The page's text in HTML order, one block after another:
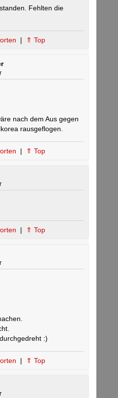
Fehlten die
| ⇑ Top
nach dem Aus gegen
rausgeflogen.
| ⇑ Top
| ⇑ Top
:)
| ⇑ Top